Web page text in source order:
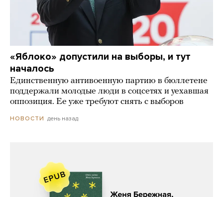
«Яблоко» допустили на выборы, и тут
началось
Единственную антивоенную партию в бюллетене
поддержали молодые люди в соцсетях и уехавшая
оппозиция. Ее уже требуют снять с выборов
НОВОСТИ день назад